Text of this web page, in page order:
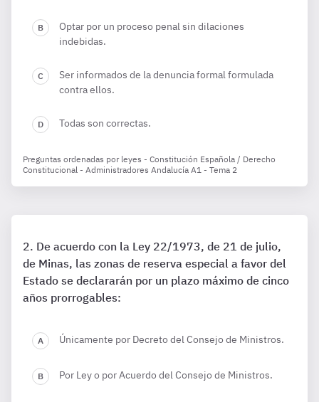
Optar por un proceso penal sin dilaciones
indebidas.
Ser informados de la denuncia formal formulada
contra ellos.
Todas son correctas.
Preguntas ordenadas por leyes - Constitución Española / Derecho
Constitucional - Administradores Andalucía A1 - Tema 2
De acuerdo con la Ley 22/1973, de 21 de julio,
de Minas, las zonas de reserva especial a favor del
Estado se declararán por un plazo máximo de cinco
años prorrogables:
Únicamente por Decreto del Consejo de Ministros.
Por Ley o por Acuerdo del Consejo de Ministros.